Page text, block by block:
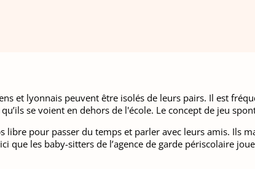
et lyonnais peuvent être isolés de leurs pairs. Il est
se voient en dehors de l'école. Le concept de jeu
pour passer du temps et parler avec leurs amis. Ils
que les baby-sitters de l’agence de garde périscolaire